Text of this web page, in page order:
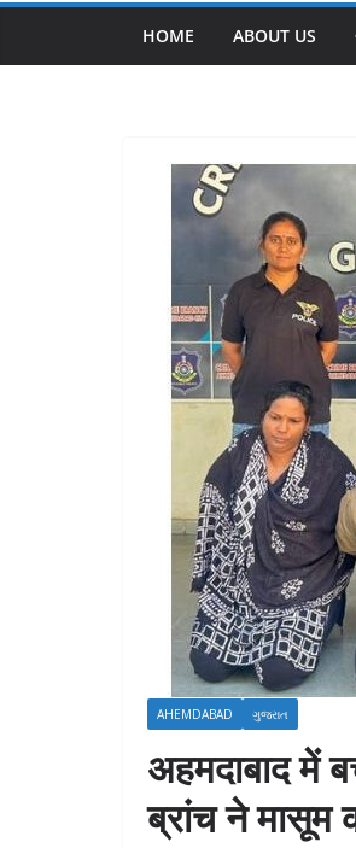
HOME ABOUT US
AHEMDABAD ગુજરાત
अहमदाबाद में
ब्रांच ने मासूम